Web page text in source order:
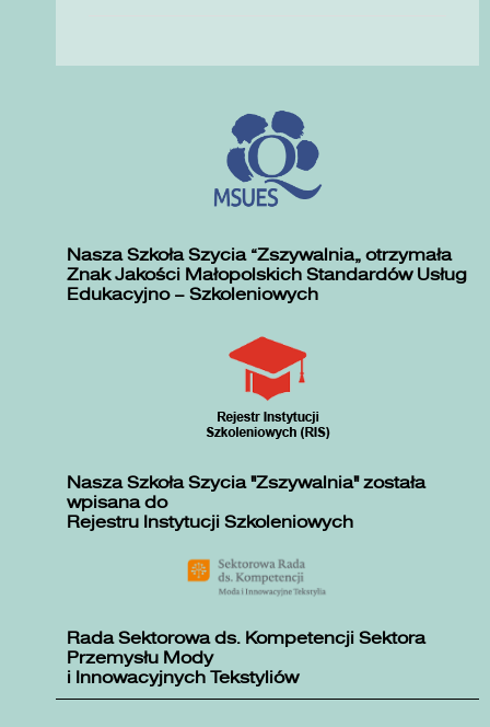
Nasza Szkoła Szycia „Zszywalnia” otrzymała
Znak Jakości Małopolskich Standardów Usług
Edukacyjno – Szkoleniowych
Nasza Szkoła Szycia "Zszywalnia" została
wpisana do
Rejestru Instytucji Szkoleniowych
Rada Sektorowa ds. Kompetencji Sektora
Przemysłu Mody
i Innowacyjnych Tekstyliów